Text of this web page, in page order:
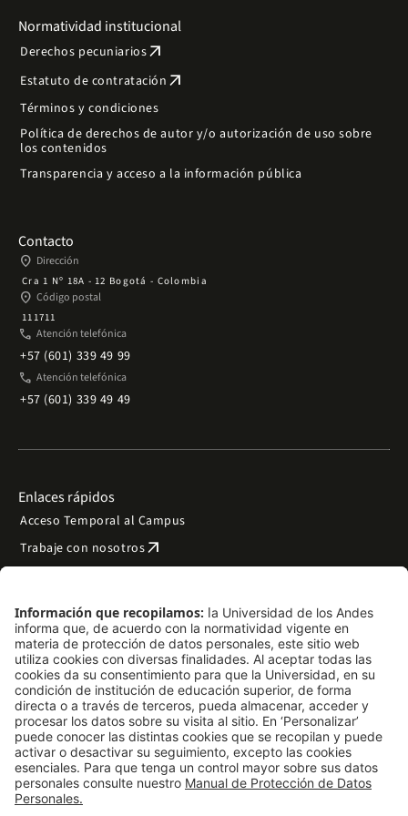
Normatividad institucional
Derechos pecuniariosarrow_outward
Estatuto de contratación arrow_outward
Términos y condiciones
Política de derechos de autor y/o autorización de uso sobre
los contenidos
Transparencia y acceso a la información pública
Contacto
place Dirección
Cra 1 Nº 18A - 12 Bogotá - Colombia
place Código postal
111711
phone Atención telefónica
+57 (601) 339 49 99
phone Atención telefónica
+57 (601) 339 49 49
Enlaces rápidos
Acceso Temporal al Campus
Trabaje con nosotrosarrow_outward
Preguntas frecuentes
Filantropía y donacionesarrow_outward
Mapa del sitio arrow_outward
Síguenos
LinkedIn
Instagram
Facebook